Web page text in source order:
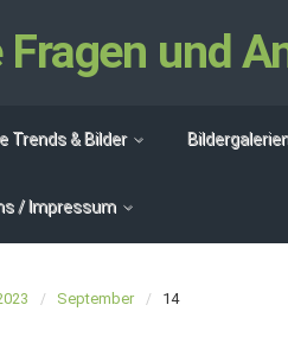
Fragen und
Trends & Bilder
/ Impressum
September 14